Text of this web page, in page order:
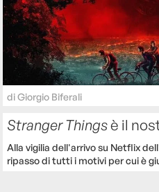
diGiorgio Biferali
Stranger Thingsè il
Alla vigilia dell'arrivo su Netflix
ripasso di tutti i motivi per cui è